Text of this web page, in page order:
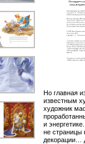
Но главная
известным
художник
и
не страницы
декорации…